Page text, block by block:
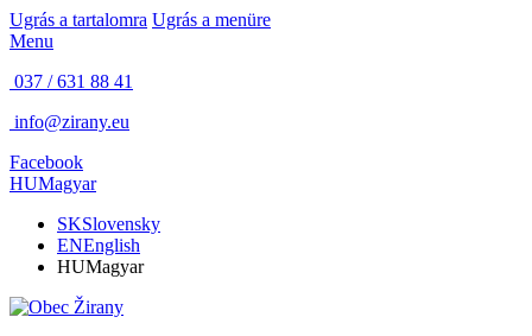
Ugrás a tartalomra Ugrás a menüre
Menu
037 / 631 88 41
info@zirany.eu
Facebook
HUMagyar
SKSlovensky
ENEnglish
HUMagyar